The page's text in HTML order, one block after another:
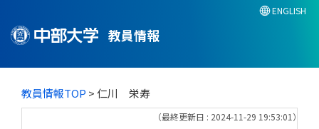
教員情報
ENGLISH
教員情報TOP > 仁川 栄寿
（最終更新日 : 2024-11-29 19:53:01）